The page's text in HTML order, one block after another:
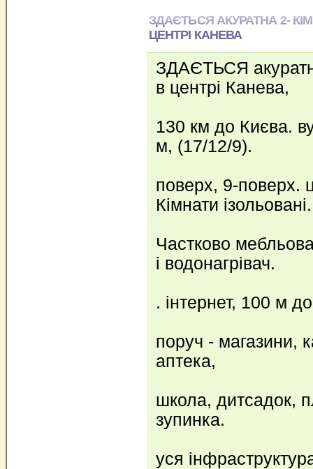
ЗДАЄТЬСЯ АКУРАТНА 2-
ЦЕНТРІ КАНЕВА
ЗДАЄТЬСЯ
в центрі Канева,
130 км до Києва.
м, (17/12/9).
поверх, 9-поверх.
Кімнати ізольовані.
Частково
і водонагрівач.
. інтернет, 100 м
поруч - магазини,
аптека,
школа, дитсадок,
зупинка.
уся